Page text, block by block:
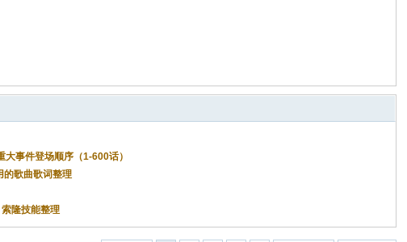
事件登场顺序（1-600话）
的歌曲歌词整理
索隆技能整理